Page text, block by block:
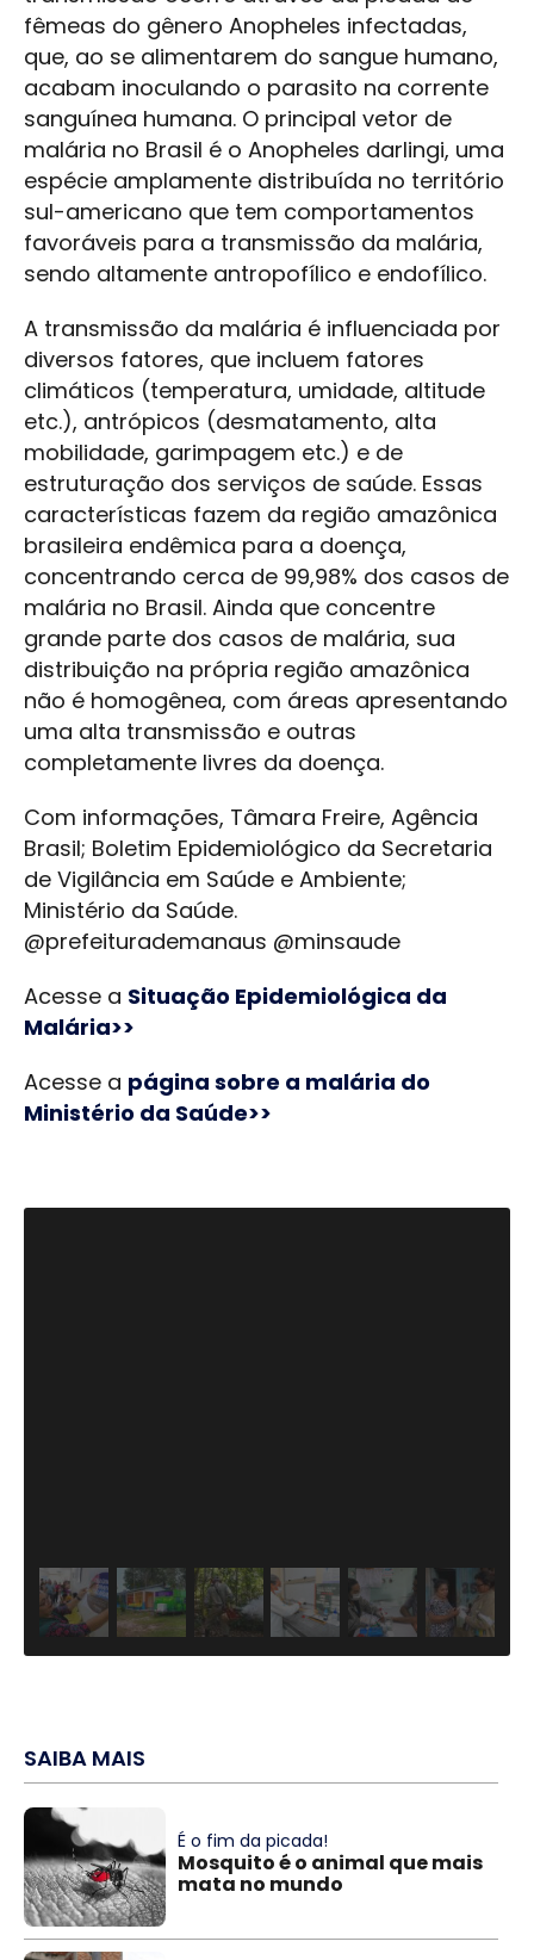
fêmeas do gênero Anopheles infectadas,
que, ao se alimentarem do sangue humano,
acabam inoculando o parasito na corrente
sanguínea humana. O principal vetor de
malária no Brasil é o Anopheles darlingi, uma
espécie amplamente distribuída no território
sul-americano que tem comportamentos
favoráveis para a transmissão da malária,
sendo altamente antropofílico e endofílico.
A transmissão da malária é influenciada por
diversos fatores, que incluem fatores
climáticos (temperatura, umidade, altitude
etc.), antrópicos (desmatamento, alta
mobilidade, garimpagem etc.) e de
estruturação dos serviços de saúde. Essas
características fazem da região amazônica
brasileira endêmica para a doença,
concentrando cerca de 99,98% dos casos de
malária no Brasil. Ainda que concentre
grande parte dos casos de malária, sua
distribuição na própria região amazônica
não é homogênea, com áreas apresentando
uma alta transmissão e outras
completamente livres da doença.
Com informações, Tâmara Freire, Agência
Brasil; Boletim Epidemiológico da Secretaria
de Vigilância em Saúde e Ambiente;
Ministério da Saúde.
@prefeiturademanaus @minsaude
Acesse a Situação Epidemiológica da
Malária>>
Acesse a página sobre a malária do
Ministério da Saúde>>
SAIBA MAIS
É o fim da picada!
Mosquito é o animal que mais
mata no mundo